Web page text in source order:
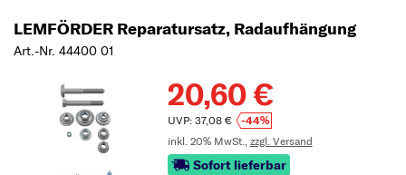
LEMFÖRDER Reparatursatz, Radaufhängung
Art.-Nr. 44400 01
20,60 €
UVP: 37,08 €
-44%
inkl. 20% MwSt., zzgl. Versand
Sofort lieferbar